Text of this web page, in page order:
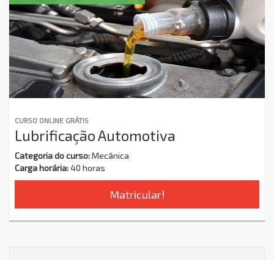
CURSO ONLINE GRÁTIS
Lubrificação Automotiva
Categoria do curso:Mecânica
Carga horária:40 horas
Matricular!